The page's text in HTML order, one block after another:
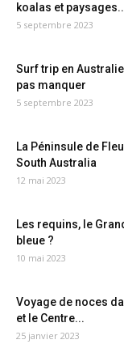
koalas et
5 septembre 2023
Surf trip en
pas manquer
5 septembre 2023
La Péninsule de
South Australia
12 mai 2023
Les requins, le
bleue ?
10 mai 2023
Voyage de noces
et le Centre...
25 janvier 2023